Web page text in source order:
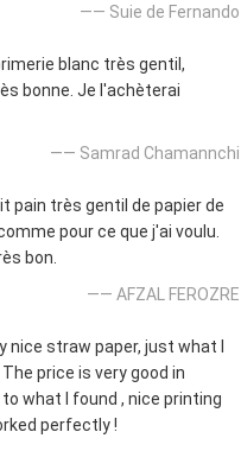
—— Suie de Fernando
blanc très gentil,
bonne. Je l'achèterai
—— Samrad Chamannchi
pain très gentil de papier de
pour ce que j'ai voulu.
bon.
—— AFZAL FEROZRE
nice straw paper, just what I
price is very good in
what I found , nice printing
perfectly !